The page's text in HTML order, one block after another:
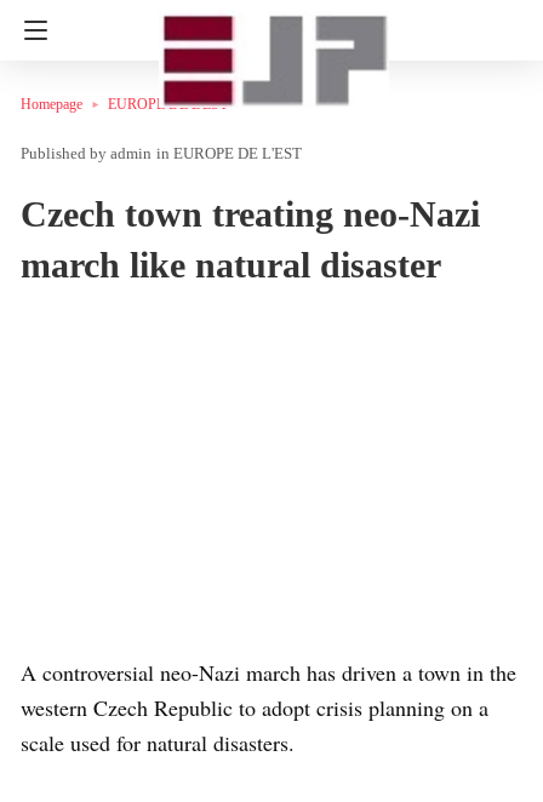
Homepage EUROPE DE L'EST
admin in EUROPE DE L'EST
Czech town treating neo-Nazi
march like natural disaster
A controversial neo-Nazi march has driven a town in the
western Czech Republic to adopt crisis planning on a
scale used for natural disasters.